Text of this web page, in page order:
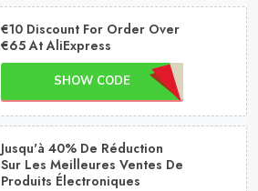
€10 Discount For Order Over
€65 At AliExpress
SHOW CODE
Jusqu'à 40% De Réduction
Sur Les Meilleures Ventes De
Produits Électroniques